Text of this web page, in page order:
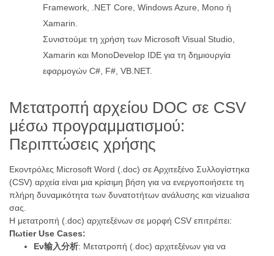
Framework, .NET Core, Windows Azure, Mono ή
Xamarin.
Συνιστούμε τη χρήση των Microsoft Visual Studio,
Xamarin και MonoDevelop IDE για τη δημιουργία
εφαρμογών C#, F#, VB.NET.
Μετατροπή αρχείου DOC σε CSV
μέσω προγραμματισμού:
Περιπτώσεις χρήσης
Εκοντρόλες Microsoft Word (.doc) σε Αρχιτεξένο Συλλογίστηκα
(CSV) αρχεία είναι μια κρίσιμη βήση για να ενεργοποιήσετε τη
πλήρη δυναμικότητα των δυνατοτήτων ανάλυσης και vizualισα
σας.
Η μετατροπή (.doc) αρχιτεξένων σε μορφή CSV επιτρέπει:
Πωtier Use Cases:
Εν输入分析: Μετατροπή (.doc) αρχιτεξένων για να